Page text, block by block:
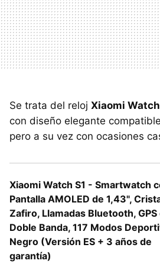
Se trata del reloj Xiaomi Watch
con diseño elegante
pero a su vez con ocasiones
Xiaomi Watch S1 - Smartwatch
Pantalla AMOLED de 1,43",
Zafiro, Llamadas Bluetooth, GPS
Doble Banda, 117 Modos
Negro (Versión ES + 3 años de
garantía)